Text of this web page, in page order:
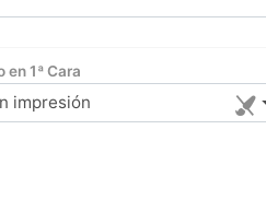
en 1ª Cara
impresión